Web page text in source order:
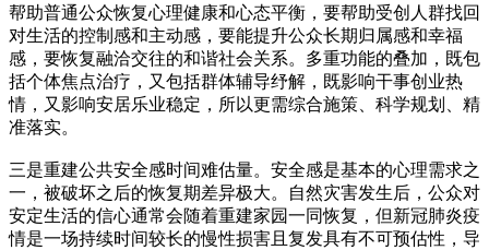
帮助普通公众恢复心理健康和心态平衡，要帮助受创人群找回
对生活的控制感和主动感，要能提升公众长期归属感和幸福
感，要恢复融洽交往的和谐社会关系。多重功能的叠加，既包
括个体焦点治疗，又包括群体辅导纾解，既影响干事创业热
情，又影响安居乐业稳定，所以更需综合施策、科学规划、精
准落实。
三是重建公共安全感时间难估量。安全感是基本的心理需求之
一，被破坏之后的恢复期差异极大。自然灾害发生后，公众对
安定生活的信心通常会随着重建家园一同恢复，但新冠肺炎疫
情是一场持续时间较长的慢性损害且复发具有不可预估性，导